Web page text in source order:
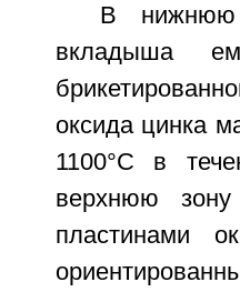
В нижнюю
вкладыша
оксида цинка
1100°С в
верхнюю
пластинами